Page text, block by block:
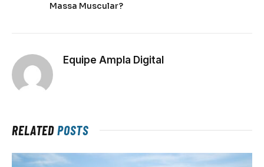
Massa Muscular?
Equipe Ampla Digital
RELATEDPOSTS